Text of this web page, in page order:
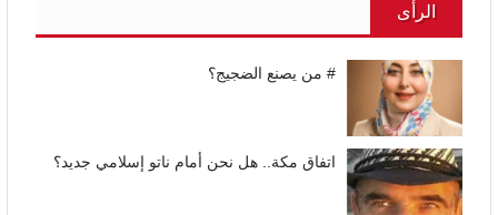
الرأى
# من يصنع الضجيج؟
اتفاق مكة.. هل نحن أمام ناتو إسلامي جديد؟